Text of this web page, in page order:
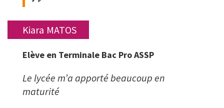
Prénom
Kiara Nom
MATOS
Statut
Elève en Terminale Bac Pro ASSP
Le lycée m’a apporté beaucoup en
maturité